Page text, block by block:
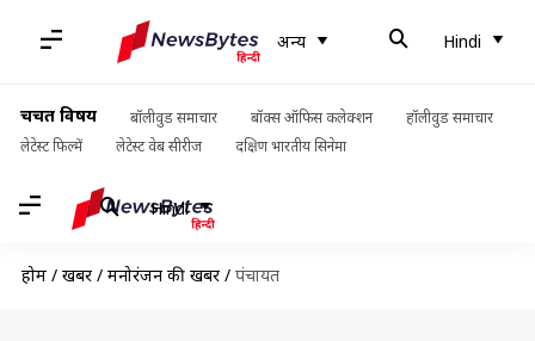
अन्य Hindi
चर्चित विषय बॉलीवुड समाचार बॉक्स ऑफिस कलेक्शन
हॉलीवुड समाचार
लेटेस्ट फिल्में
लेटेस्ट वेब सीरीज दक्षिण भारतीय सिनेमा
Hindi
होम / खबरें / मनोरंजन की खबरें / पंचायत